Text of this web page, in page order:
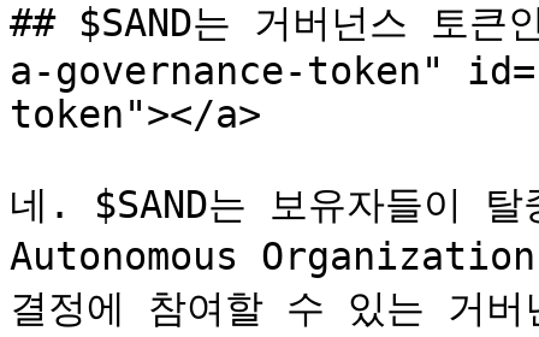
## $SAND는 거버넌스 토
a-governance-token"
token"></a>
네. $SAND는 보유자들이
Autonomous
결정에 참여할 수 있는 거